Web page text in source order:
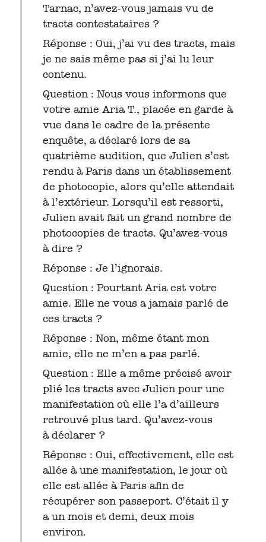
Tarnac, n’avez-vous jamais vu de
tracts contestataires ?
Réponse : Oui, j’ai vu des tracts, mais
je ne sais même pas si j’ai lu leur
contenu.
Question : Nous vous informons que
votre amie Aria T., placée en garde à
vue dans le cadre de la présente
enquête, a déclaré lors de sa
quatrième audition, que Julien s’est
rendu à Paris dans un établissement
de photocopie, alors qu’elle attendait
à l’extérieur. Lorsqu’il est ressorti,
Julien avait fait un grand nombre de
photocopies de tracts. Qu’avez-vous
à dire ?
Réponse : Je l’ignorais.
Question : Pourtant Aria est votre
amie. Elle ne vous a jamais parlé de
ces tracts ?
Réponse : Non, même étant mon
amie, elle ne m’en a pas parlé.
Question : Elle a même précisé avoir
plié les tracts avec Julien pour une
manifestation où elle l’a d’ailleurs
retrouvé plus tard. Qu’avez-vous
à déclarer ?
Réponse : Oui, effectivement, elle est
allée à une manifestation, le jour où
elle est allée à Paris afin de
récupérer son passeport. C’était il y
a un mois et demi, deux mois
environ.